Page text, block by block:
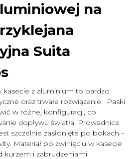
na
Suita
kasecie z aluminium to bardzo
oraz trwałe rozwiązanie. Paski
w różnej konfiguracji, co
dopływu światła. Prowadnice
szczelnie zasłonięte po bokach –
Materiał po zwinięciu w kasecie
kurzem i zabrudzeniami.